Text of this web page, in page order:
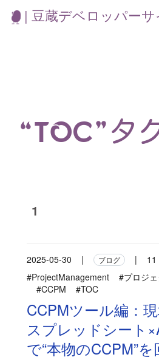
| 豆蔵デベロッパーサ
“TOC”タ
1
2025-05-30 | ブログ |
11
#ProjectManagement
#プロジ
#CCPM
#TOC
CCPMツール編：
スプレッドシート
で“本物のCCPM”